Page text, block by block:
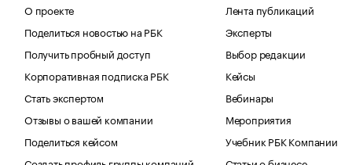
О проекте
Поделиться новостью на РБК
Получить пробный доступ
Корпоративная подписка РБК
Стать экспертом
Отзывы о вашей компании
Поделиться кейсом
Лента публикаций
Эксперты
Выбор редакции
Кейсы
Вебинары
Мероприятия
Учебник РБК Компании